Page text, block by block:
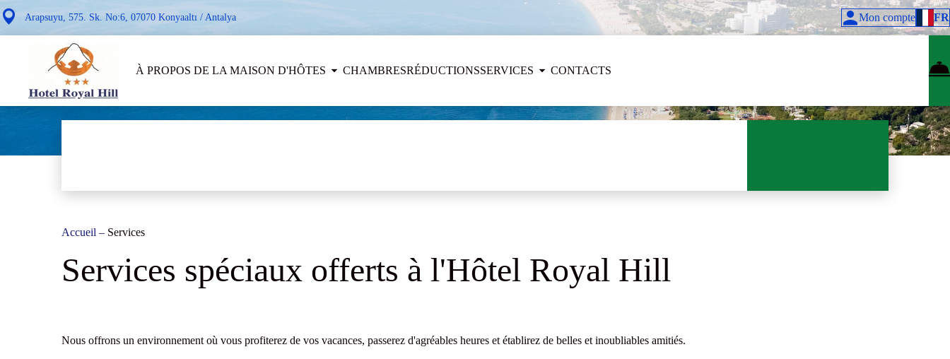
Arapsuyu, 575. Sk. No:6, 07070 Konyaaltı / Antalya Mon compte FR
À PROPOS DE LA MAISON D'HÔTES CHAMBRESRÉDUCTIONSSERVICES CONTACTS
Accueil – Services
Services spéciaux offerts à l'Hôtel Royal Hill
Nous offrons un environnement où vous profiterez de vos vacances, passerez d'agréables heures et établirez de belles et inoubliables amitiés.